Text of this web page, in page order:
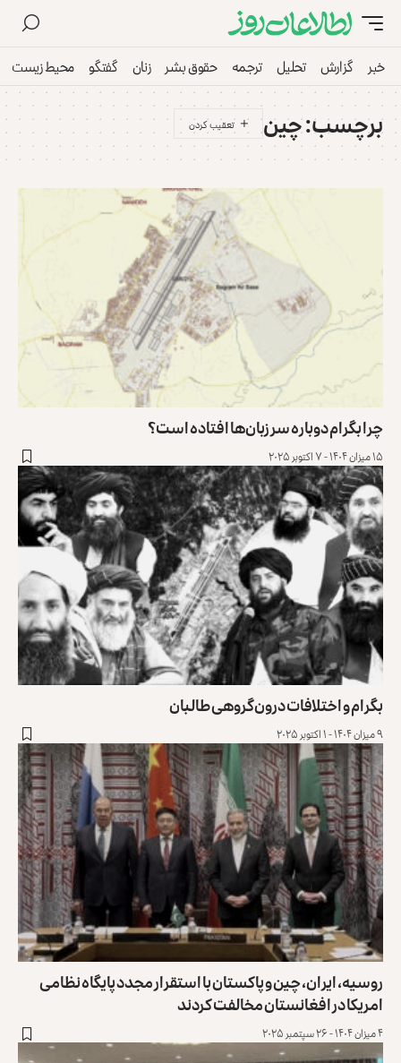
خبر گزارش تحلیل ترجمه حقوق بشر زنان گفتگو محیط زیست
برچسب:چین
چرا بگرام دوباره سر زبان‌ها افتاده است؟
۱۵ میزان ۱۴۰۴ - ۷ اکتوبر ۲۰۲۵
بگرام و اختلافات درون‌گروهی طالبان
۹ میزان ۱۴۰۴ - ۱ اکتوبر ۲۰۲۵
روسیه، ایران، چین و پاکستان با استقرار مجدد پایگاه نظامی
امریکا در افغانستان مخالفت کردند
۴ میزان ۱۴۰۴ - ۲۶ سپتمبر ۲۰۲۵